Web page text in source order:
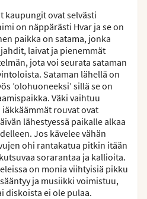
kaupungit ovat selvästi
on näppärästi Hvar ja se on
paikka on satama, jonka
laivat ja pienemmät
jota voi seurata sataman
Sataman lähellä on
’olohuoneeksi’ sillä se on
Väki vaihtuu
iäkkäämmät rouvat ovat
lähestyessä paikalle alkaa
Jos kävelee vähän
ohi rantakatua pitkin itään
sorarantaa ja kallioita.
on monia viihtyisiä pikku
ja musiikki voimistuu,
diskoista ei ole pulaa.